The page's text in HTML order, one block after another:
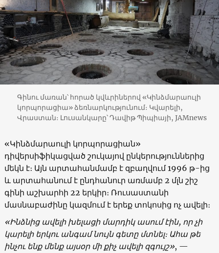
Գինու մառան՝ հորած կվևրիներով «Կինձմարաուլի
կորպորացիա» ձեռնարկությունում։ Կվարելի,
Վրաստան։ Լուսանկարը՝ Դավիթ Պիպիայի, JAMnews
«Կինձմարաուլի կորպորացիան»
դիվերսիֆիկացված շուկայով ընկերություններից
մեկն է։ Այն արտահանմամբ է զբաղվում 1996 թ-ից
և արտահանում է ընդհանուր առմամբ 2 մլն շիշ
գինի աշխարհի 22 երկիր։ Ռուսաստանի
մասնաբաժինը կազմում է երեք տոկոսից ոչ ավելի։
«Ինձնից ավելի խելացի մարդիկ ասում էին, որ չի
կարելի երկու անգամ նույն գետը մտնել։ Ահա թե
ինչու ենք մենք այսօր մի քիչ ավելի զգույշ», —